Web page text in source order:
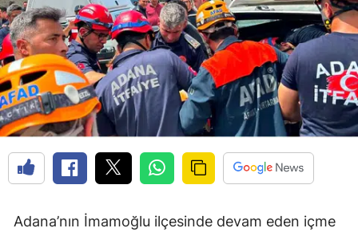
Adana’nın İmamoğlu ilçesinde devam eden içme